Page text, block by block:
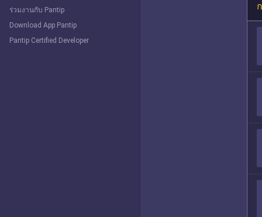
ร่วมงานกับ Pantip
Download App Pantip
Pantip Certified Developer